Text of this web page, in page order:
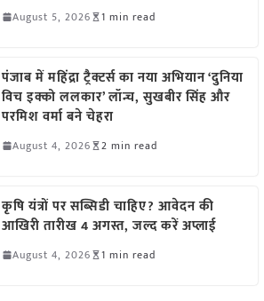
August 5, 2026 1 min read
पंजाब में महिंद्रा ट्रैक्टर्स का नया अभियान ‘दुनिया
विच इक्को ललकार’ लॉन्च, सुखबीर सिंह और
परमिश वर्मा बने चेहरा
August 4, 2026 2 min read
कृषि यंत्रों पर सब्सिडी चाहिए? आवेदन की
आखिरी तारीख 4 अगस्त, जल्द करें अप्लाई
August 4, 2026 1 min read